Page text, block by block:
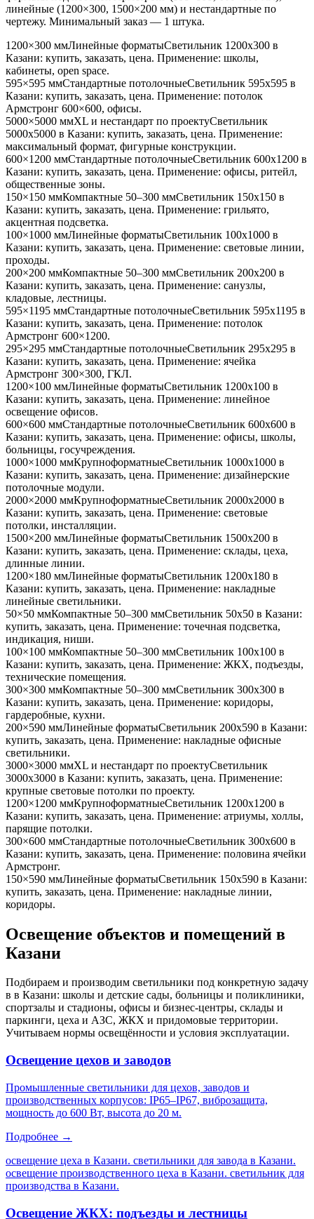
линейные (1200×300, 1500×200 мм) и нестандартные по
чертежу. Минимальный заказ — 1 штука.
1200×300 ммЛинейные форматыСветильник 1200x300 в
Казани: купить, заказать, цена. Применение: школы,
кабинеты, open space.
595×595 ммСтандартные потолочныеСветильник 595x595 в
Казани: купить, заказать, цена. Применение: потолок
Армстронг 600×600, офисы.
5000×5000 ммXL и нестандарт по проектуСветильник
5000x5000 в Казани: купить, заказать, цена. Применение:
максимальный формат, фигурные конструкции.
600×1200 ммСтандартные потолочныеСветильник 600x1200 в
Казани: купить, заказать, цена. Применение: офисы, ритейл,
общественные зоны.
150×150 ммКомпактные 50–300 ммСветильник 150x150 в
Казани: купить, заказать, цена. Применение: грильято,
акцентная подсветка.
100×1000 ммЛинейные форматыСветильник 100x1000 в
Казани: купить, заказать, цена. Применение: световые линии,
проходы.
200×200 ммКомпактные 50–300 ммСветильник 200x200 в
Казани: купить, заказать, цена. Применение: санузлы,
кладовые, лестницы.
595×1195 ммСтандартные потолочныеСветильник 595x1195 в
Казани: купить, заказать, цена. Применение: потолок
Армстронг 600×1200.
295×295 ммСтандартные потолочныеСветильник 295x295 в
Казани: купить, заказать, цена. Применение: ячейка
Армстронг 300×300, ГКЛ.
1200×100 ммЛинейные форматыСветильник 1200x100 в
Казани: купить, заказать, цена. Применение: линейное
освещение офисов.
600×600 ммСтандартные потолочныеСветильник 600x600 в
Казани: купить, заказать, цена. Применение: офисы, школы,
больницы, госучреждения.
1000×1000 ммКрупноформатныеСветильник 1000x1000 в
Казани: купить, заказать, цена. Применение: дизайнерские
потолочные модули.
2000×2000 ммКрупноформатныеСветильник 2000x2000 в
Казани: купить, заказать, цена. Применение: световые
потолки, инсталляции.
1500×200 ммЛинейные форматыСветильник 1500x200 в
Казани: купить, заказать, цена. Применение: склады, цеха,
длинные линии.
1200×180 ммЛинейные форматыСветильник 1200x180 в
Казани: купить, заказать, цена. Применение: накладные
линейные светильники.
50×50 ммКомпактные 50–300 ммСветильник 50x50 в Казани:
купить, заказать, цена. Применение: точечная подсветка,
индикация, ниши.
100×100 ммКомпактные 50–300 ммСветильник 100x100 в
Казани: купить, заказать, цена. Применение: ЖКХ, подъезды,
технические помещения.
300×300 ммКомпактные 50–300 ммСветильник 300x300 в
Казани: купить, заказать, цена. Применение: коридоры,
гардеробные, кухни.
200×590 ммЛинейные форматыСветильник 200x590 в Казани:
купить, заказать, цена. Применение: накладные офисные
светильники.
3000×3000 ммXL и нестандарт по проектуСветильник
3000x3000 в Казани: купить, заказать, цена. Применение:
крупные световые потолки по проекту.
1200×1200 ммКрупноформатныеСветильник 1200x1200 в
Казани: купить, заказать, цена. Применение: атриумы, холлы,
парящие потолки.
300×600 ммСтандартные потолочныеСветильник 300x600 в
Казани: купить, заказать, цена. Применение: половина ячейки
Армстронг.
150×590 ммЛинейные форматыСветильник 150x590 в Казани:
купить, заказать, цена. Применение: накладные линии,
коридоры.
Освещение объектов и помещений в
Казани
Подбираем и производим светильники под конкретную задачу
в в Казани: школы и детские сады, больницы и поликлиники,
спортзалы и стадионы, офисы и бизнес-центры, склады и
паркинги, цеха и АЗС, ЖКХ и придомовые территории.
Учитываем нормы освещённости и условия эксплуатации.
Освещение цехов и заводов
Промышленные светильники для цехов, заводов и
производственных корпусов: IP65–IP67, виброзащита,
мощность до 600 Вт, высота до 20 м.
Подробнее →
освещение цеха в Казани. светильники для завода в Казани.
освещение производственного цеха в Казани. светильник для
производства в Казани.
Освещение ЖКХ: подъезды и лестницы